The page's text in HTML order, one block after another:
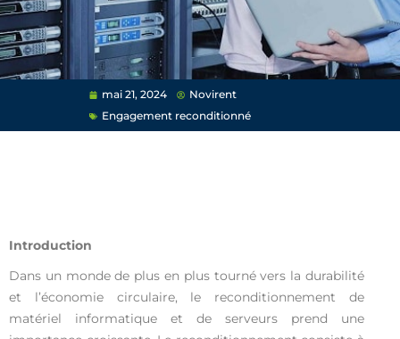
mai 21, 2024
Novirent
Engagement reconditionné
Introduction
Dans un monde de plus en plus tourné vers la durabilité
et l’économie circulaire, le reconditionnement de
matériel informatique et de serveurs prend une